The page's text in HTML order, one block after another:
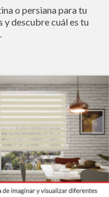
o persiana para tu
y descubre cuál es tu